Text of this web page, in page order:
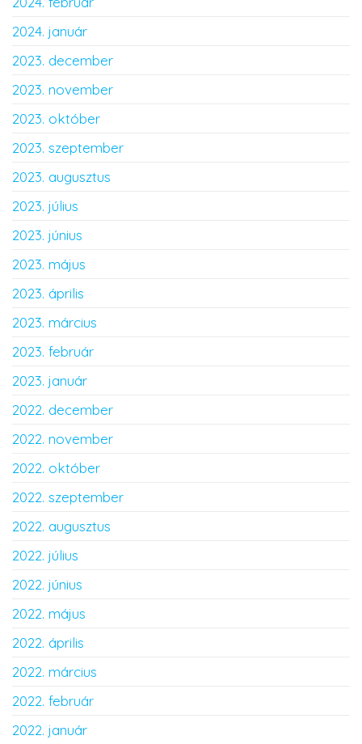
2024. január
2023. december
2023. november
2023. október
2023. szeptember
2023. augusztus
2023. július
2023. június
2023. május
2023. április
2023. március
2023. február
2023. január
2022. december
2022. november
2022. október
2022. szeptember
2022. augusztus
2022. július
2022. június
2022. május
2022. április
2022. március
2022. február
2022. január